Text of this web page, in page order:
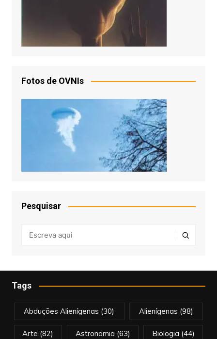
Fotos de OVNIs
Pesquisar
Tags
Abduções Alienígenas (30) Alienígenas (98)
Arte (82) Astronomia (63) Biologia (44)